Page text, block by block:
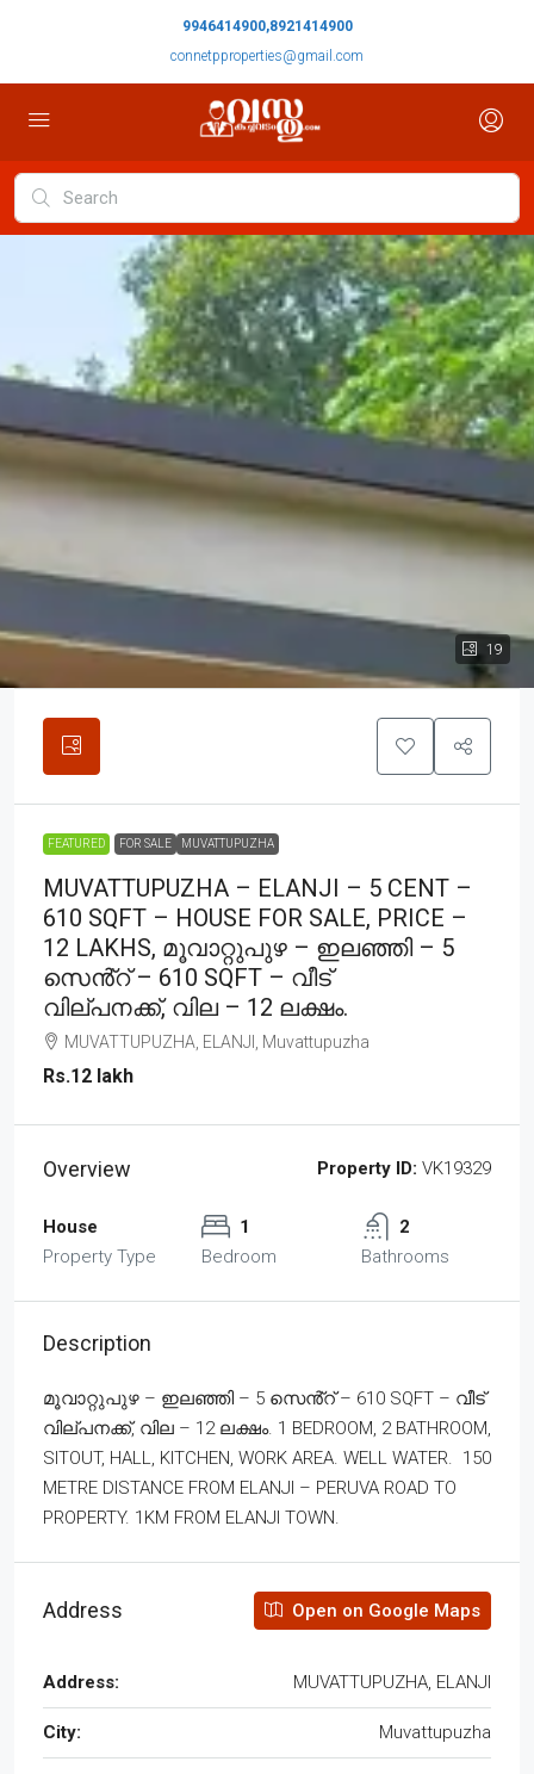
9946414900,8921414900
connetpproperties@gmail.com
19
FEATURED FOR SALE MUVATTUPUZHA
MUVATTUPUZHA – ELANJI – 5 CENT –
610 SQFT – HOUSE FOR SALE, PRICE –
12 LAKHS, മൂവാറ്റുപുഴ – ഇലഞ്ഞി – 5
സെൻ്റ് – 610 SQFT – വീട്
വില്പനക്ക്, വില – 12 ലക്ഷം.
MUVATTUPUZHA, ELANJI, Muvattupuzha
Rs.12 lakh
Overview Property ID: VK19329
House
Property Type
1
Bedroom
2
Bathrooms
Description
മൂവാറ്റുപുഴ – ഇലഞ്ഞി – 5 സെൻ്റ് – 610 SQFT – വീട്
വില്പനക്ക്, വില – 12 ലക്ഷം. 1 BEDROOM, 2 BATHROOM,
SITOUT, HALL, KITCHEN, WORK AREA. WELL WATER. 150
METRE DISTANCE FROM ELANJI – PERUVA ROAD TO
PROPERTY. 1KM FROM ELANJI TOWN.
Address Open on Google Maps
Address: MUVATTUPUZHA, ELANJI
City: Muvattupuzha